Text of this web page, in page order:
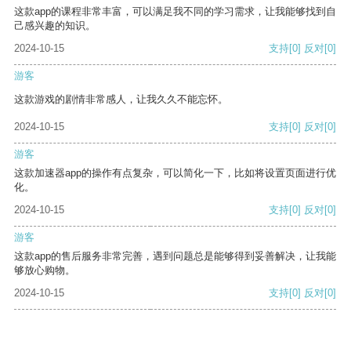
这款app的课程非常丰富，可以满足我不同的学习需求，让我能够找到自
己感兴趣的知识。
2024-10-15
支持[0] 反对[0]
游客
这款游戏的剧情非常感人，让我久久不能忘怀。
2024-10-15 支持[0] 反对[0]
游客
这款加速器app的操作有点复杂，可以简化一下，比如将设置页面进行优
化。
2024-10-15
支持[0] 反对[0]
游客
这款app的售后服务非常完善，遇到问题总是能够得到妥善解决，让我能
够放心购物。
2024-10-15
支持[0] 反对[0]